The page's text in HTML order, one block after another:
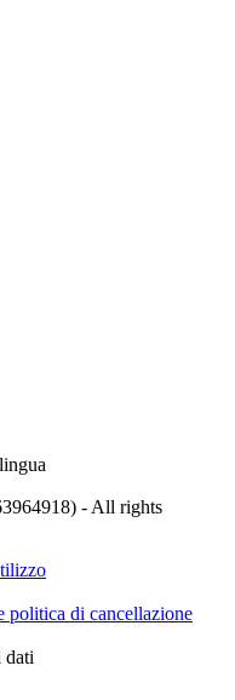
- All rights
politica di cancellazione
dati